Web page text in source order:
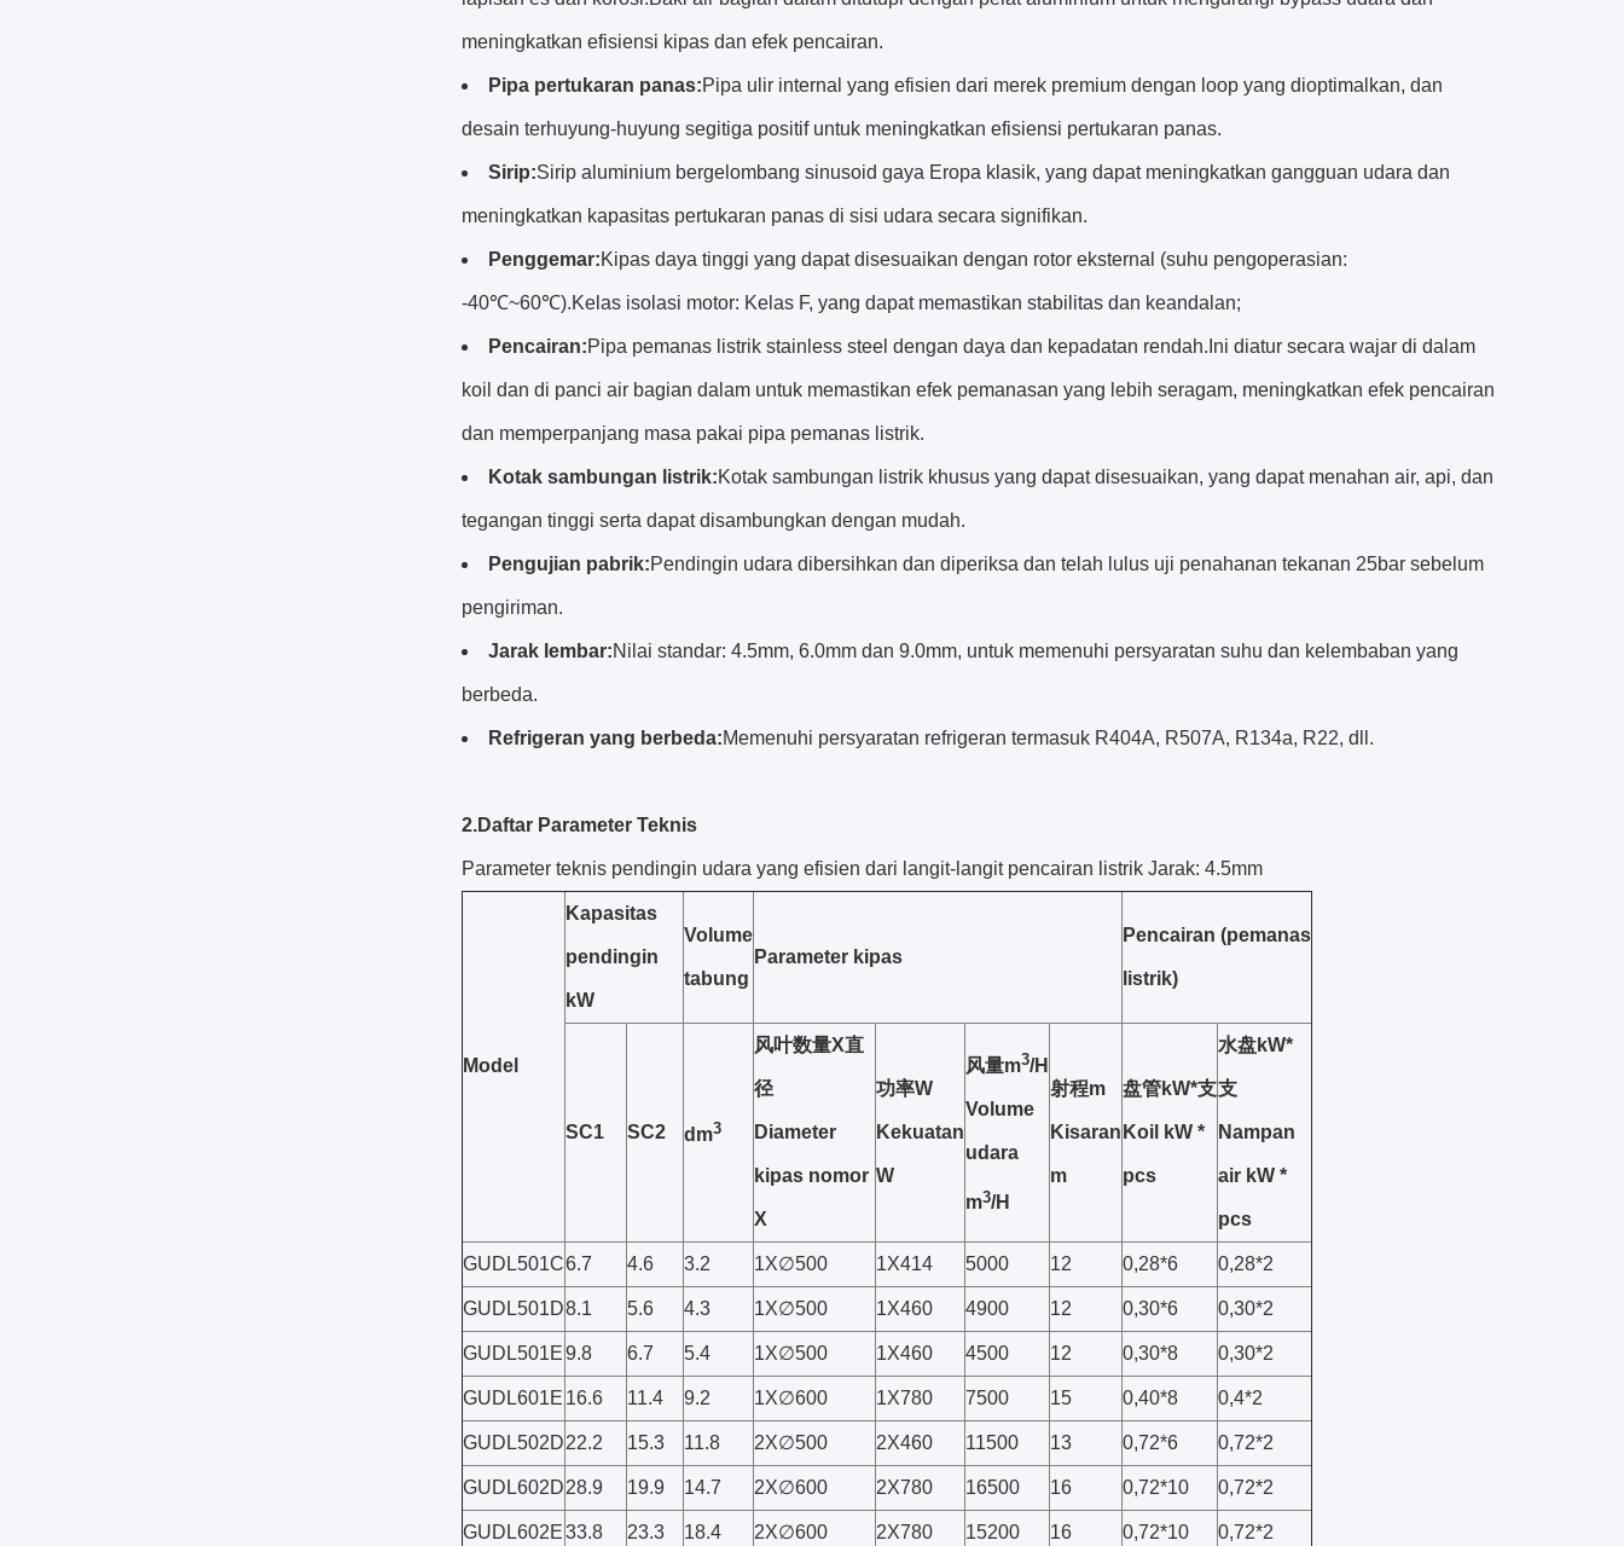
meningkatkan efisiensi kipas dan efek pencairan.
Pipa pertukaran panas:Pipa ulir internal yang efisien dari merek premium dengan loop yang dioptimalkan, dan
desain terhuyung-huyung segitiga positif untuk meningkatkan efisiensi pertukaran panas.
Sirip:Sirip aluminium bergelombang sinusoid gaya Eropa klasik, yang dapat meningkatkan gangguan udara dan
meningkatkan kapasitas pertukaran panas di sisi udara secara signifikan.
Penggemar:Kipas daya tinggi yang dapat disesuaikan dengan rotor eksternal (suhu pengoperasian:
-40℃~60℃).Kelas isolasi motor: Kelas F, yang dapat memastikan stabilitas dan keandalan;
Pencairan:Pipa pemanas listrik stainless steel dengan daya dan kepadatan rendah.Ini diatur secara wajar di dalam
koil dan di panci air bagian dalam untuk memastikan efek pemanasan yang lebih seragam, meningkatkan efek pencairan
dan memperpanjang masa pakai pipa pemanas listrik.
Kotak sambungan listrik:Kotak sambungan listrik khusus yang dapat disesuaikan, yang dapat menahan air, api, dan
tegangan tinggi serta dapat disambungkan dengan mudah.
Pengujian pabrik:Pendingin udara dibersihkan dan diperiksa dan telah lulus uji penahanan tekanan 25bar sebelum
pengiriman.
Jarak lembar:Nilai standar: 4.5mm, 6.0mm dan 9.0mm, untuk memenuhi persyaratan suhu dan kelembaban yang
berbeda.
Refrigeran yang berbeda:Memenuhi persyaratan refrigeran termasuk R404A, R507A, R134a, R22, dll.
2.Daftar Parameter Teknis
Parameter teknis pendingin udara yang efisien dari langit-langit pencairan listrik Jarak: 4.5mm
Model
Kapasitas
pendingin
kW
Volume
tabung
Parameter kipas
Pencairan (pemanas
listrik)
SC1 SC2 dm3
风叶数量X直
径
Diameter
kipas nomor
X
功率W
Kekuatan
W
风量m3/H
Volume
udara
m3/H
射程m
Kisaran
m
盘管kW*支
Koil kW *
pcs
水盘kW*
支
Nampan
air kW *
pcs
GUDL501C6.7 4.6 3.2 1X∅500 1X414 5000 12 0,28*6 0,28*2
GUDL501D8.1 5.6 4.3 1X∅500 1X460 4900 12 0,30*6 0,30*2
GUDL501E9.8 6.7 5.4 1X∅500 1X460 4500 12 0,30*8 0,30*2
GUDL601E 16.6 11.4 9.2 1X∅600 1X780 7500 15 0,40*8 0,4*2
GUDL502D22.2 15.3 11.8 2X∅500 2X460 11500 13 0,72*6 0,72*2
GUDL602D28.9 19.9 14.7 2X∅600 2X780 16500 16 0,72*10 0,72*2
GUDL602E33.8 23.3 18.4 2X∅600 2X780 15200 16 0,72*10 0,72*2